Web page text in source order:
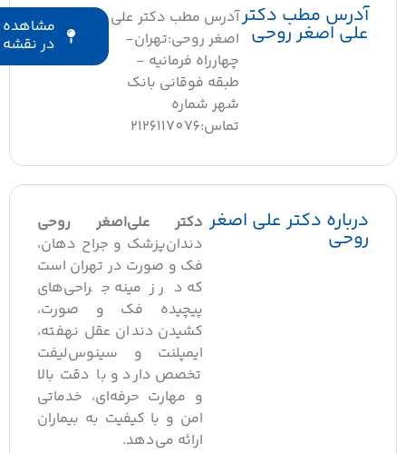
آدرس مطب دکتر
علی اصغر روحی
آدرس مطب دکتر علی
اصغر روحی:تهران-
چهارراه فرمانیه -
طبقه فوقانی بانک
شهر شماره
تماس:2126117076
مشاهده
در نقشه
درباره دکتر علی اصغر
روحی
دکتر علی‌اصغر روحی
دندان‌پزشک و جراح دهان،
فک و صورت در تهران است
که در زمینه جراحی‌های
پیچیده فک و صورت،
کشیدن دندان عقل نهفته،
ایمپلنت و سینوس‌لیفت
تخصص دارد و با دقت بالا
و مهارت حرفه‌ای، خدماتی
امن و با کیفیت به بیماران
ارائه می‌دهد.